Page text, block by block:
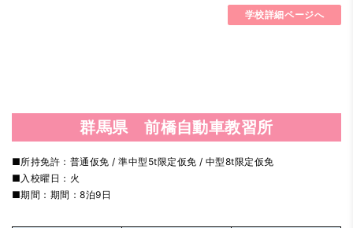
学校詳細ページへ
群馬県 前橋自動車教習所
■所持免許：普通仮免 / 準中型5t限定仮免 / 中型8t限定仮免
■入校曜日：火
■期間：期間：8泊9日